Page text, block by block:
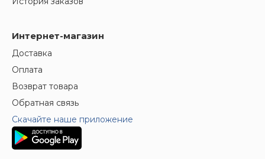
Интернет-магазин
Доставка
Оплата
Возврат товара
Обратная связь
Скачайте наше приложение